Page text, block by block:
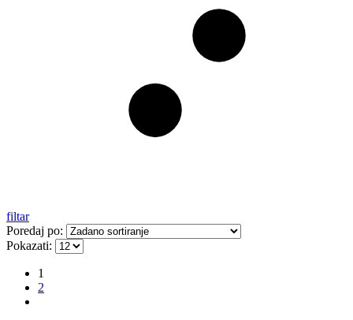
filtar
Poredaj po:
Pokazati:
1
2